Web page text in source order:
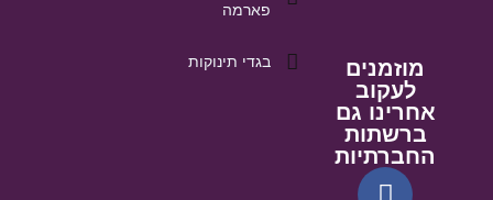
מוזמנים
לעקוב
אחרינו גם
ברשתות
החברתיות
פארמה
בגדי תינוקות